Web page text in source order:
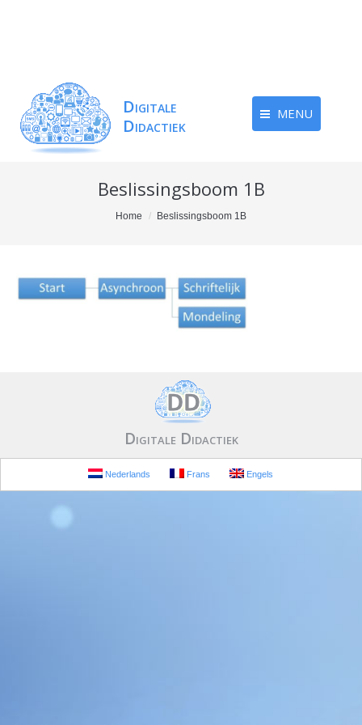
MENU
Beslissingsboom 1B
Home Beslissingsboom 1B
Digitale Didactiek
Nederlands Frans Engels